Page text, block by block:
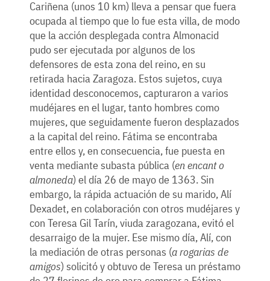
Cariñena (unos 10 km) lleva a pensar que fuera
ocupada al tiempo que lo fue esta villa, de modo
que la acción desplegada contra Almonacid
pudo ser ejecutada por algunos de los
defensores de esta zona del reino, en su
retirada hacia Zaragoza. Estos sujetos, cuya
identidad desconocemos, capturaron a varios
mudéjares en el lugar, tanto hombres como
mujeres, que seguidamente fueron desplazados
a la capital del reino. Fátima se encontraba
entre ellos y, en consecuencia, fue puesta en
venta mediante subasta pública (en encant o
almoneda) el día 26 de mayo de 1363. Sin
embargo, la rápida actuación de su marido, Alí
Dexadet, en colaboración con otros mudéjares y
con Teresa Gil Tarín, viuda zaragozana, evitó el
desarraigo de la mujer. Ese mismo día, Alí, con
la mediación de otras personas (a rogarias de
amigos) solicitó y obtuvo de Teresa un préstamo